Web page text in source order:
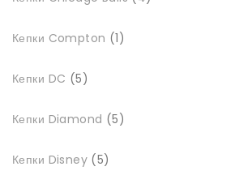
товари
Кепки Compton 1товар
Кепки DC 5товарів
Кепки Diamond 5товарів
Кепки Disney 5товарів